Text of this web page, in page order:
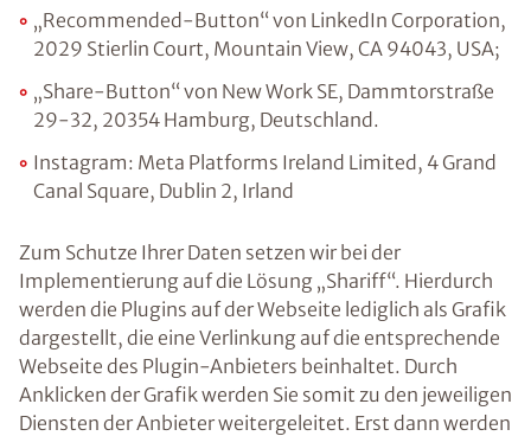
„Recommended-Button“ von LinkedIn Corporation,
2029 Stierlin Court, Mountain View, CA 94043, USA;
„Share-Button“ von New Work SE, Dammtorstraße
29-32, 20354 Hamburg, Deutschland.
Instagram: Meta Platforms Ireland Limited, 4 Grand
Canal Square, Dublin 2, Irland
Zum Schutze Ihrer Daten setzen wir bei der
Implementierung auf die Lösung „Shariff“. Hierdurch
werden die Plugins auf der Webseite lediglich als Grafik
dargestellt, die eine Verlinkung auf die entsprechende
Webseite des Plugin-Anbieters beinhaltet. Durch
Anklicken der Grafik werden Sie somit zu den jeweiligen
Diensten der Anbieter weitergeleitet. Erst dann werden